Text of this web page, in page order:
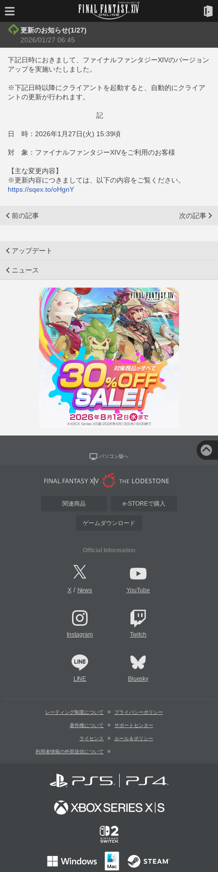
更新のお知らせ(1/27)
2026/01/27 06:45
下記日時におきまして、ファイナルファンタジーXIVのバージョン
アップを実施いたしました。
※下記日時以降にクライアントを起動すると、自動的にクライア
ントの更新が行われます。
記
日 時：2026年1月27日(火) 15:39頃
対 象：ファイナルファンタジーXIVをご利用のお客様
【主な変更内容】
※更新内容につきましては、以下の内容をご覧ください。
https://sqex.to/oHgnY
前の記事 次の記事
アップデート
ニュース
パソコン版へ
関連商品 e-STOREで購入
ゲームダウンロード
Official Information
X/ News YouTube
Instagram Twitch
LINE Bluesky
レーティング制度について プライバシーポリシー
著作権について サポートセンター
ライセンス ルール＆ポリシー
利用者情報の外部送信について